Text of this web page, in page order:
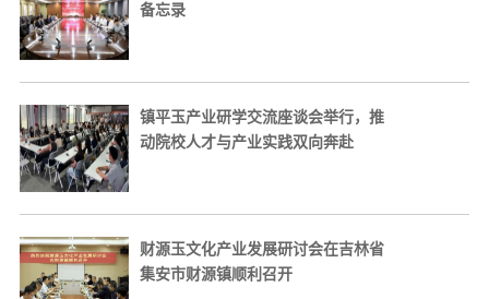
备忘录
镇平玉产业研学交流座谈会举行，推
动院校人才与产业实践双向奔赴
财源玉文化产业发展研讨会在吉林省
集安市财源镇顺利召开